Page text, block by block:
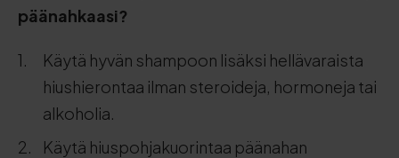
päänahkaasi?
Käytä hyvän shampoon lisäksi hellävaraista
hiushierontaa ilman steroideja, hormoneja tai
alkoholia.
Käytä hiuspohjakuorintaa päänahan